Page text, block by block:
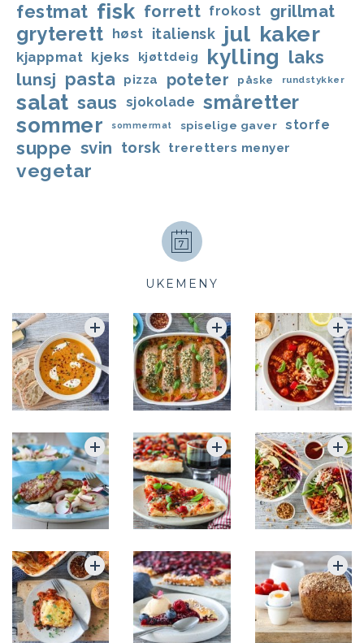
festmat fisk forrett frokost grillmat
gryterett høst italiensk jul kaker
kjappmat kjeks kjøttdeig kylling laks
lunsj pasta pizza poteter påske rundstykker
salat saus sjokolade småretter
sommer sommermat spiselige gaver storfe
suppe svin torsk treretters menyer
vegetar
UKEMENY